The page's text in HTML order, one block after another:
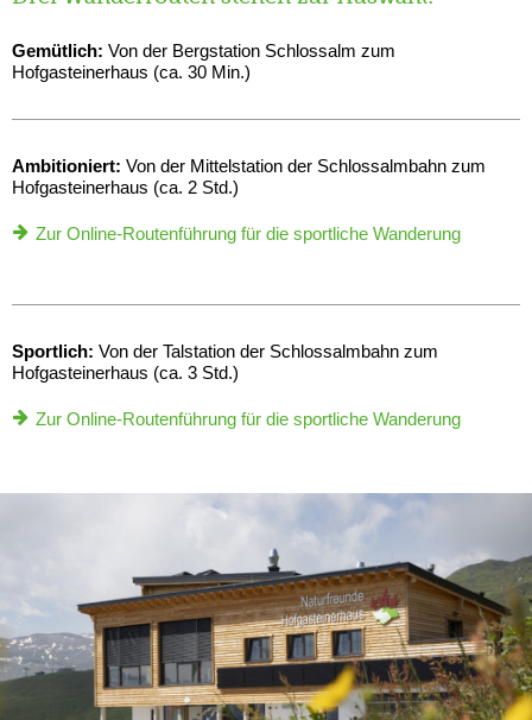
Gemütlich: Von der Bergstation Schlossalm zum
Hofgasteinerhaus (ca. 30 Min.)
Ambitioniert: Von der Mittelstation der Schlossalmbahn zum
Hofgasteinerhaus (ca. 2 Std.)
Zur Online-Routenführung für die sportliche Wanderung
Sportlich: Von der Talstation der Schlossalmbahn zum
Hofgasteinerhaus (ca. 3 Std.)
Zur Online-Routenführung für die sportliche Wanderung